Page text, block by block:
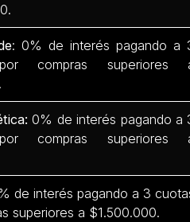
: 0% de interés pagando a
compras superiores
0% de interés pagando a
compras superiores
de interés pagando a 3
superiores a $1.500.000.